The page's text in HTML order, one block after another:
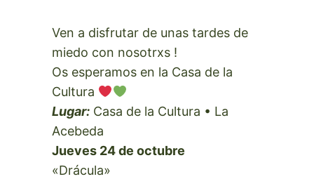
Ven a disfrutar de unas tardes de
miedo con nosotrxs !
Os esperamos en la Casa de la
Cultura
Lugar: Casa de la Cultura • La
Acebeda
Jueves 24 de octubre
«Drácula»